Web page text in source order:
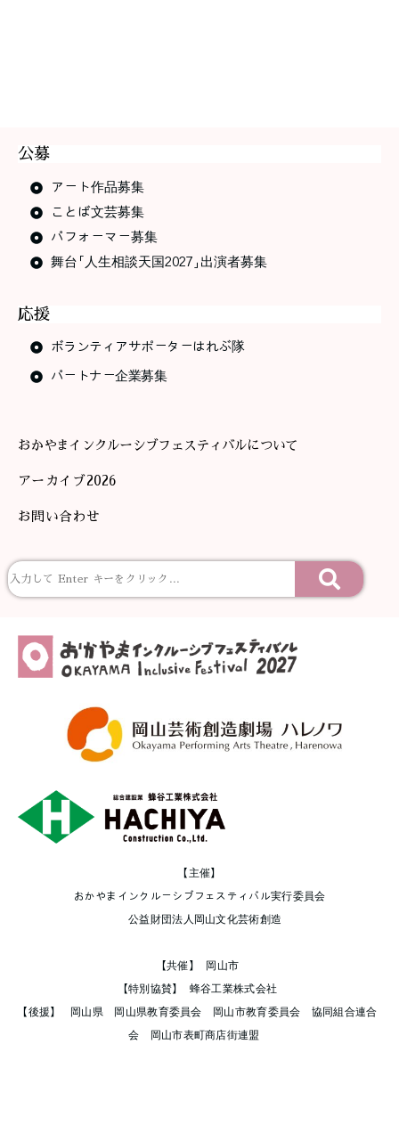
公募
アート作品募集
ことば文芸募集
パフォーマー募集
舞台「人生相談天国2027」出演者募集
応援
ボランティアサポーターはれぶ隊
パートナー企業募集
おかやまインクルーシブフェスティバルについて
アーカイブ2026
お問い合わせ
【主催】
おかやまインクルーシブフェスティバル実行委員会
公益財団法人岡山文化芸術創造
【共催】 岡山市
【特別協賛】 蜂谷工業株式会社
【後援】 岡山県 岡山県教育委員会 岡山市教育委員会 協同組合連合
会 岡山市表町商店街連盟